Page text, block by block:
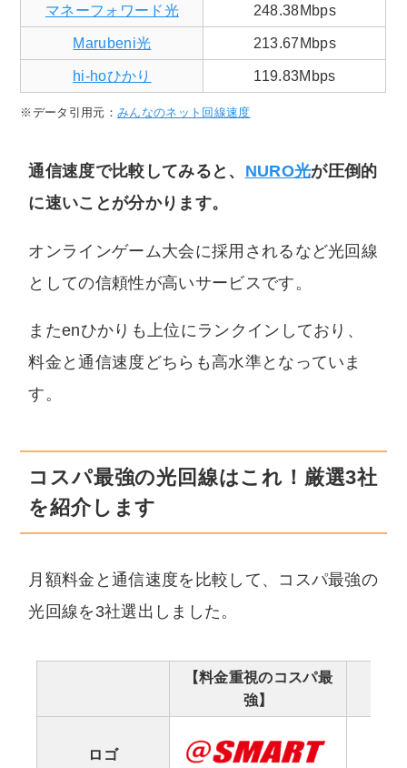
マネーフォワード光
248.38Mbps
Marubeni光
213.67Mbps
hi-hoひかり
119.83Mbps
※データ引用元： みんなのネット回線速度
通信速度で比較してみると、 NURO光が圧倒的
に速いことが分かります。
オンラインゲーム大会に採用されるなど光回線
としての信頼性が高いサービスです。
またenひかりも上位にランクインしており、
料金と通信速度どちらも高水準となっていま
す。
コスパ最強の光回線はこれ！厳選3社
を紹介します
月額料金と通信速度を比較して、コスパ最強の
光回線を3社選出しました。
【料金重視のコスパ最
強】
ロゴ